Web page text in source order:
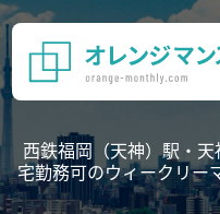
西鉄福岡（天神）駅・
宅勤務可のウィークリー